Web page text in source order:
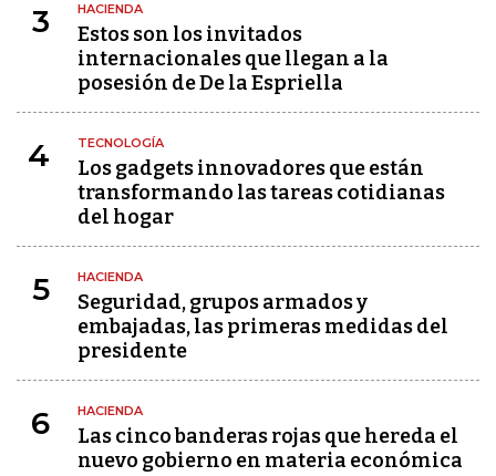
3 HACIENDA
Estos son los invitados
internacionales que llegan a la
posesión de De la Espriella
4 TECNOLOGÍA
Los gadgets innovadores que están
transformando las tareas cotidianas
del hogar
5 HACIENDA
Seguridad, grupos armados y
embajadas, las primeras medidas del
presidente
6 HACIENDA
Las cinco banderas rojas que hereda el
nuevo gobierno en materia económica